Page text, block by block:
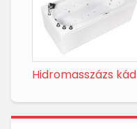
Hidromasszázs kád